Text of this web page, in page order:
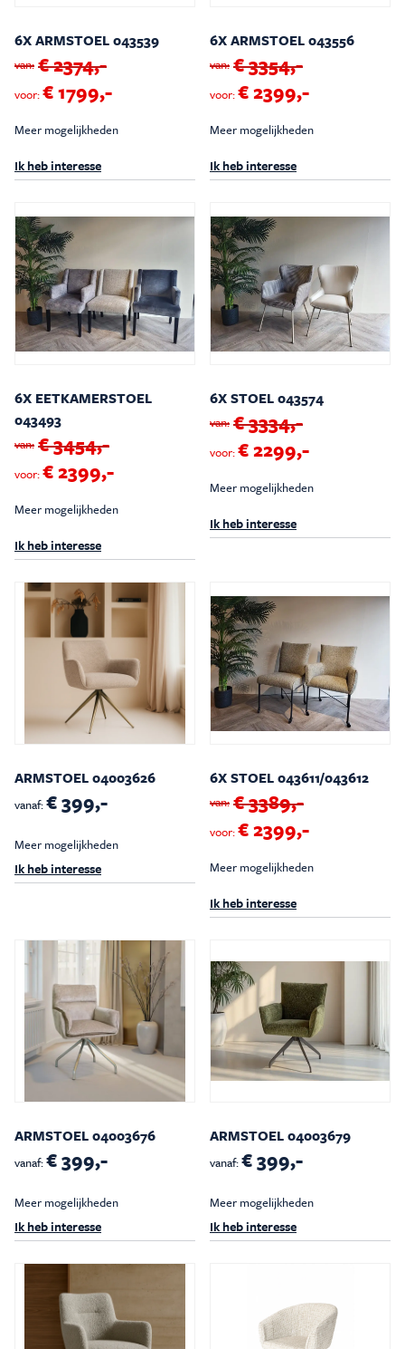
6X ARMSTOEL 043539
voor:€ 1799,-
van: € 2374,-
Meer mogelijkheden
Ik heb interesse
6X ARMSTOEL 043556
voor:€ 2399,-
van: € 3354,-
Meer mogelijkheden
Ik heb interesse
6X EETKAMERSTOEL
043493
voor:€ 2399,-
van: € 3454,-
Meer mogelijkheden
Ik heb interesse
6X STOEL 043574
voor:€ 2299,-
van: € 3334,-
Meer mogelijkheden
Ik heb interesse
ARMSTOEL 04003626
vanaf:€ 399,-
Meer mogelijkheden
Ik heb interesse
6X STOEL 043611/043612
voor:€ 2399,-
van: € 3389,-
Meer mogelijkheden
Ik heb interesse
ARMSTOEL 04003676
vanaf:€ 399,-
Meer mogelijkheden
Ik heb interesse
ARMSTOEL 04003679
vanaf:€ 399,-
Meer mogelijkheden
Ik heb interesse